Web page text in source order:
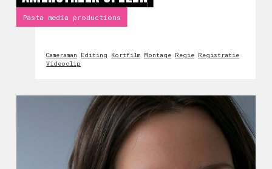
Pasta media productions
Cameraman Editing Kortfilm Montage Regie Registratie
Videoclip